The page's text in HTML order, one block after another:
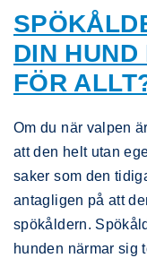
DIN
FÖR
Om du när valpen
att den helt utan
saker som den
antagligen på att
spökåldern.
hunden närmar sig